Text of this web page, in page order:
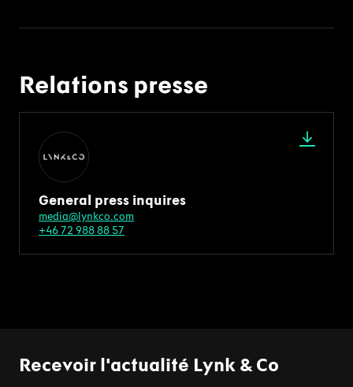
Relations presse
General press inquires
media@lynkco.com
+46 72 988 88 57
Recevoir l'actualité Lynk & Co